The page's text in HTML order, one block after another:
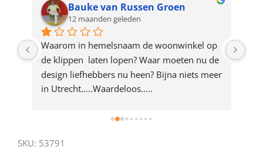
product
Bauke van Russen Groen
12 maanden geleden
Waarom in hemelsnaam de woonwinkel op
de klippen  laten lopen? Waar moeten nu de
design liefhebbers nu heen? Bijna niets meer
in Utrecht…..Waardeloos…..
SKU: 53791